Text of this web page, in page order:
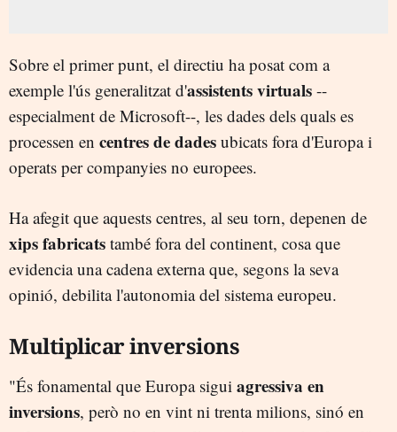
Sobre el primer punt, el directiu ha posat com a
exemple l'ús generalitzat d'assistents virtuals --
especialment de Microsoft--, les dades dels quals es
processen en centres de dades ubicats fora d'Europa i
operats per companyies no europees.
Ha afegit que aquests centres, al seu torn, depenen de
xips fabricats també fora del continent, cosa que
evidencia una cadena externa que, segons la seva
opinió, debilita l'autonomia del sistema europeu.
Multiplicar inversions
"És fonamental que Europa sigui agressiva en
inversions, però no en vint ni trenta milions, sinó en